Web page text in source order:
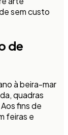
sem custo
de
à beira-mar
quadras
fins de
feiras e